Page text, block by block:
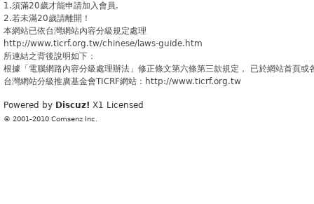
1.須滿20歲才能申請加入會員.
2.若未滿20歲請離開！
本網站已依台灣網站內容分級規定處理
http://www.ticrf.org.tw/chinese/laws-guide.htm
所連結之背後說明如下：
根據「電腦網路內容分級處理辦法」修正條文第六條第三款規定， 已於網站首頁
台灣網站分級推廣基金會TICRF網站：http://www.ticrf.org.tw
Powered by Discuz! X1 Licensed
© 2001-2010 Comsenz Inc.